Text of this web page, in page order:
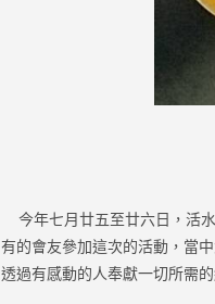
今年七月廿五至廿六日，活
有的會友參加這次的活動，當
透過有感動的人奉獻一切所需